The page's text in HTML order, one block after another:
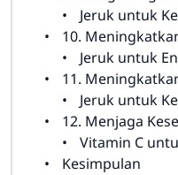
Jeruk untuk
10. Meningkatkan
Jeruk untuk
11.
Jeruk untuk
12. Menjaga
Vitamin C
Kesimpulan